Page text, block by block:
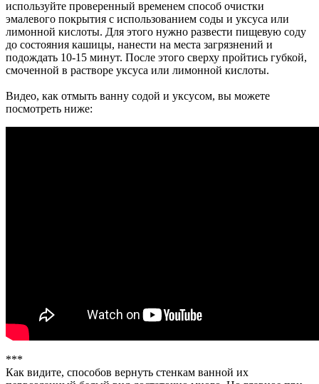
используйте проверенный временем способ очистки
эмалевого покрытия с использованием соды и уксуса или
лимонной кислоты. Для этого нужно развести пищевую соду
до состояния кашицы, нанести на места загрязнений и
подождать 10-15 минут. После этого сверху пройтись губкой,
смоченной в растворе уксуса или лимонной кислоты.
Видео, как отмыть ванну содой и уксусом, вы можете
посмотреть ниже:
***
Как видите, способов вернуть стенкам ванной их